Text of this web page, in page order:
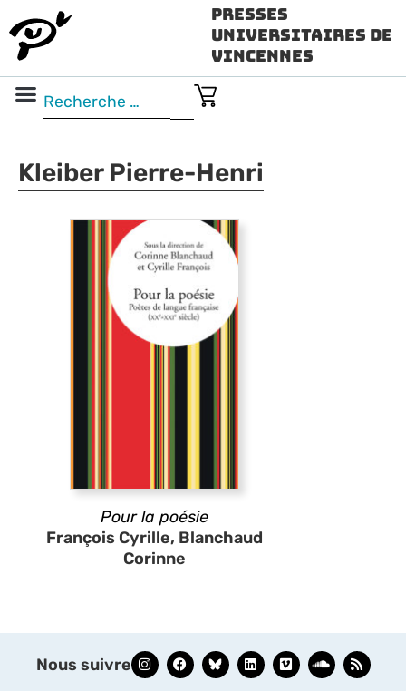
Presses
Universitaires de
Vincennes
Kleiber Pierre-Henri
Pour la poésie
François Cyrille, Blanchaud
Corinne
Nous suivre